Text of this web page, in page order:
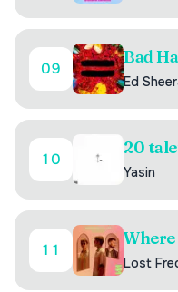
09
Bad
Ed
10
20
Yasin
11
Where
Lost